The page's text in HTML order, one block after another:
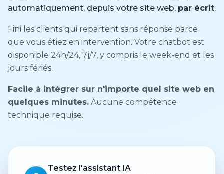
automatiquement, depuis votre site web, par écrit.
Fini les clients qui repartent sans réponse parce
que vous étiez en intervention. Votre chatbot est
disponible 24h/24, 7j/7, y compris le week-end et les
jours fériés.
Facile à intégrer sur n'importe quel site web en
quelques minutes. Aucune compétence
technique requise.
Testez l'assistant IA